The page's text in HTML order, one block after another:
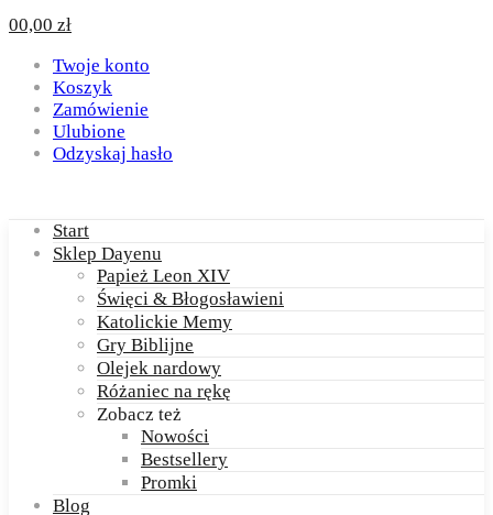
00,00 zł
Twoje konto
Koszyk
Zamówienie
Ulubione
Odzyskaj hasło
Start
Sklep Dayenu
Papież Leon XIV
Święci & Błogosławieni
Katolickie Memy
Gry Biblijne
Olejek nardowy
Różaniec na rękę
Zobacz też
Nowości
Bestsellery
Promki
Blog